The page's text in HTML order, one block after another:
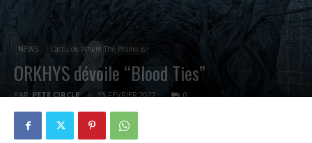
NEWS L'actu de Where The Promo Is
ORKHYS dévoile “Blood Ties”
PAR PETE CIRCLE 15 FÉVRIER 2022 0